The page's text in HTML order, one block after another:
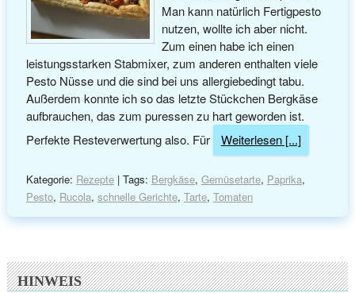
Man kann natürlich Fertigpesto
nutzen, wollte ich aber nicht.
Zum einen habe ich einen
leistungsstarken Stabmixer, zum anderen enthalten viele
Pesto Nüsse und die sind bei uns allergiebedingt tabu.
Außerdem konnte ich so das letzte Stückchen Bergkäse
aufbrauchen, das zum puressen zu hart geworden ist.
Perfekte Resteverwertung also. Für
Weiterlesen [...]
Kategorie: Rezepte| Tags: Bergkäse, Gemüsetarte, Paprika,
Pesto, Rucola, schnelle Gerichte, Tarte, Tomaten
HINWEIS